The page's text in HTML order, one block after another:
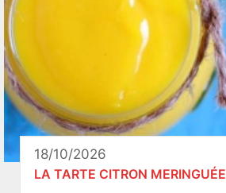
18/10/2026
LA TARTE CITRON MERINGUÉE